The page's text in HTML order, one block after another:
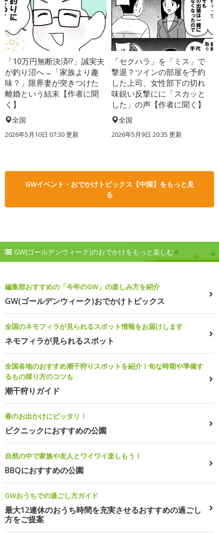
「10万円無断決済!?」誠実夫
が釣り沼へ→「家族より趣
味？」限界妻が突きつけた
離婚という結末【作者に聞
く】
全国
2026年5月10日 07:30 更新
「セクハラ」を「ミス」で
撃退？ツインの部屋を予約
した上司、女性部下の切れ
味鋭い反撃にに「スカッと
した」の声【作者に聞く】
全国
2026年5月9日 20:35 更新
GWイベント・おでかけトピックス【中国】をもっと見
る
GW(ゴールデンウィーク)のおでかけをもっと楽しむ
編集部おすすめの「今年のGW」の楽しみ方を紹介
GW(ゴールデンウィーク)おでかけトピックス
全国のネモフィラが見られるスポット情報をお届けします
ネモフィラが見られるスポット
全国各地のおすすめ潮干狩りスポットを紹介！旬な時期や準備す
るもの採り方のコツも
潮干狩りガイド
春のお出かけにピッタリ！
ピクニックにおすすめの公園
自然の中で家族や友人とワイワイ楽しもう！
BBQにおすすめの公園
GWおうちでの過ごし方ガイド
最大12連休のおうち時間を充実させるおすすめの過ごし
方をご提案